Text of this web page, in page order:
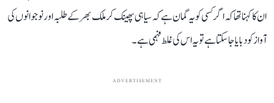
ان کا کہنا تھا کہ اگر کسی کو یہ گمان ہے کہ سیاہی پھینک کر ملک بھر کے طلبہ اور نوجوانوں کی
آواز کو دبایا جا سکتا ہے تو یہ اس کی غلط فہمی ہے۔
ADVERTISEMENT